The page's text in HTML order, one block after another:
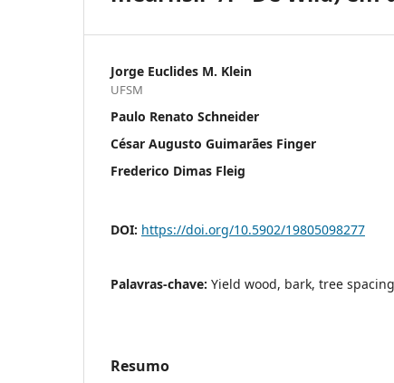
Jorge Euclides M. Klein
UFSM
Paulo Renato Schneider
César Augusto Guimarães Finger
Frederico Dimas Fleig
DOI: https://doi.org/10.5902/19805098277
Palavras-chave: Yield wood, bark, tree
Resumo